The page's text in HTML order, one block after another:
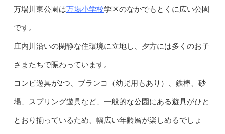
万場川東公園は万場小学校学区のなかでもとくに広い公園
です。
庄内川沿いの閑静な住環境に立地し、夕方には多くのお子
さまたちで賑わっています。
コンビ遊具が2つ、ブランコ（幼児用もあり）、鉄棒、砂
場、スプリング遊具など、一般的な公園にある遊具がひと
とおり揃っているため、幅広い年齢層が楽しめるでしょ